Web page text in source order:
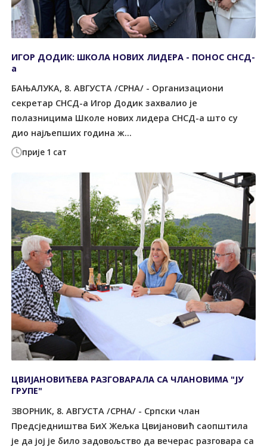
прије 1 сат
ИГОР ДОДИК: ШКОЛА НОВИХ ЛИДЕРА - ПОНОС СНСД-
а
БАЊАЛУКА, 8. АВГУСТА /СРНА/ - Организациони
секретар СНСД-а Игор Додик захвалио је
полазницима Школе нових лидера СНСД-а што су
дио најљепших година ж...
ЦВИЈАНОВИЋЕВА РАЗГОВАРАЛА СА ЧЛАНОВИМА "ЈУ
ГРУПЕ"
ЗВОРНИК, 8. АВГУСТА /СРНА/ - Српски члан
Предсједништва БиХ Жељка Цвијановић саопштила
је да јој је било задовољство да вечерас разговара са